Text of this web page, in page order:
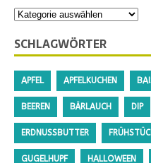
SCHLAGWÖRTER
APFEL APFELKUCHEN
BEEREN BÄRLAUCH DIP
ERDNUSSBUTTER
GUGELHUPF HALLOWEEN